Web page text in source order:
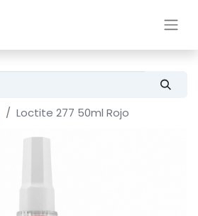
Loctite 277 50ml Rojo